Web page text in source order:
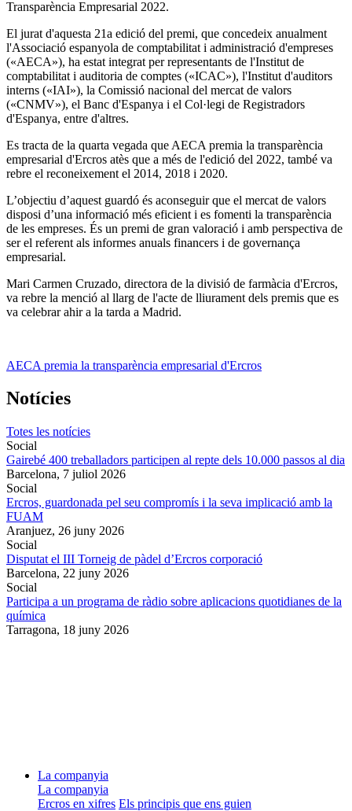
Transparència Empresarial 2022.
El jurat d'aquesta 21a edició del premi, que concedeix anualment
l'Associació espanyola de comptabilitat i administració d'empreses
(«AECA»), ha estat integrat per representants de l'Institut de
comptabilitat i auditoria de comptes («ICAC»), l'Institut d'auditors
interns («IAI»), la Comissió nacional del mercat de valors
(«CNMV»), el Banc d'Espanya i el Col·legi de Registradors
d'Espanya, entre d'altres.
Es tracta de la quarta vegada que AECA premia la transparència
empresarial d'Ercros atès que a més de l'edició del 2022, també va
rebre el reconeixement el 2014, 2018 i 2020.
L’objectiu d’aquest guardó és aconseguir que el mercat de valors
disposi d’una informació més eficient i es fomenti la transparència
de les empreses. És un premi de gran valoració i amb perspectiva de
ser el referent als informes anuals financers i de governança
empresarial.
Mari Carmen Cruzado, directora de la divisió de farmàcia d'Ercros,
va rebre la menció al llarg de l'acte de lliurament dels premis que es
va celebrar ahir a la tarda a Madrid.
AECA premia la transparència empresarial d'Ercros
Notícies
Totes les notícies
Social
Gairebé 400 treballadors participen al repte dels 10.000 passos al dia
Barcelona, 7 juliol 2026
Social
Ercros, guardonada pel seu compromís i la seva implicació amb la
FUAM
Aranjuez, 26 juny 2026
Social
Disputat el III Torneig de pàdel d’Ercros corporació
Barcelona, 22 juny 2026
Social
Participa a un programa de ràdio sobre aplicacions quotidianes de la
química
Tarragona, 18 juny 2026
La companyia
La companyia
Ercros en xifres Els principis que ens guien